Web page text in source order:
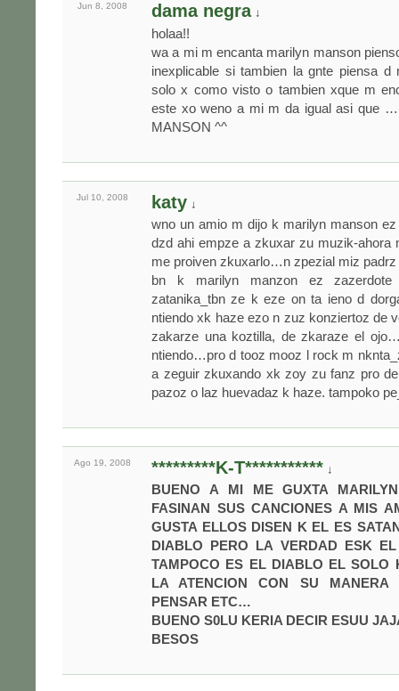
Jun 8, 2008 dama negra↓
holaa!!
wa a mi m encanta marilyn manson
inexplicable si tambien la gnte piensa
solo x como visto o tambien xque m
este xo weno a mi m da igual asi que
MANSON ^^
Jul 10, 2008 katy ↓
wno un amio m dijo k marilyn manson
dzd ahi empze a zkuxar zu muzik-ahora
me proiven zkuxarlo…n zpezial miz
bn k marilyn manzon ez
zatanika_tbn ze k eze on ta ieno d
ntiendo xk haze ezo n zuz konziertoz de
zakarze una koztilla, de zkaraze el
ntiendo…pro d tooz mooz l rock m
a zeguir zkuxando xk zoy zu fanz pro
pazoz o laz huevadaz k haze. tampoko
Ago 19, 2008 *********K-T*********** ↓
BUENO A MI ME GUXTA
FASINAN SUS CANCIONES A MIS
GUSTA ELLOS DISEN K EL ES
DIABLO PERO LA VERDAD ESK
TAMPOCO ES EL DIABLO EL SOLO
LA ATENCION CON SU MANERA
PENSAR ETC…
BUENO S0LU KERIA DECIR ESUU
BESOS